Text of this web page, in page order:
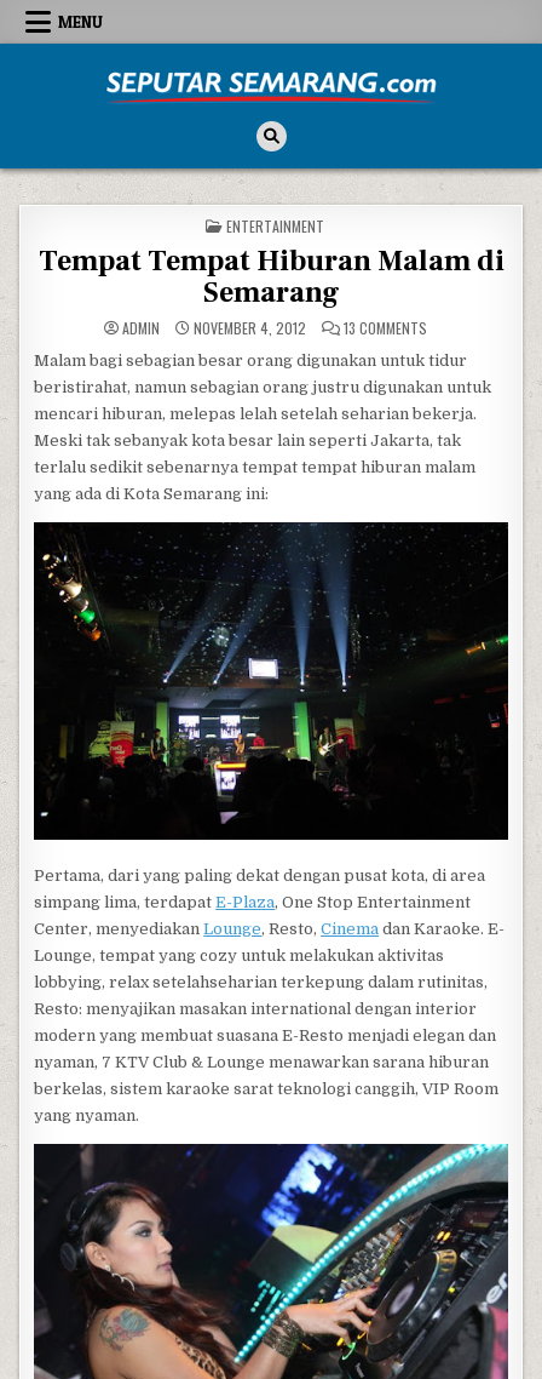
Skip to content
MENU
POSTED IN
ENTERTAINMENT
Tempat Tempat Hiburan Malam di
Semarang
ADMIN NOVEMBER 4, 2012 13 COMMENTSON TEMPAT
Malam bagi sebagian besar orang digunakan untuk tidur
beristirahat, namun sebagian orang justru digunakan untuk
mencari hiburan, melepas lelah setelah seharian bekerja.
Meski tak sebanyak kota besar lain seperti Jakarta, tak
terlalu sedikit sebenarnya tempat tempat hiburan malam
yang ada di Kota Semarang ini:
Pertama, dari yang paling dekat dengan pusat kota, di area
simpang lima, terdapatE-Plaza, One Stop Entertainment
Center, menyediakanLounge, Resto,Cinema dan Karaoke. E-
Lounge, tempat yang cozy untuk melakukan aktivitas
lobbying, relax setelahseharian terkepung dalam rutinitas,
Resto: menyajikan masakan international dengan interior
modern yang membuat suasana E-Resto menjadi elegan dan
nyaman, 7 KTV Club & Lounge menawarkan sarana hiburan
berkelas, sistem karaoke sarat teknologi canggih, VIP Room
yang nyaman.